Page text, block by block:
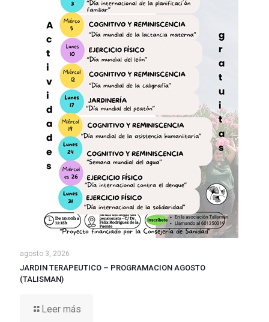
agosto 3, 2026
JARDIN TERAPEUTICO – PROGRAMACION AGOSTO
(TALISMAN)
Leer más